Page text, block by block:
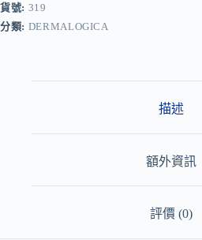
r
n
a
貨號: 319
分類: DERMALOGICA
描述
額外資訊
評價 (0)